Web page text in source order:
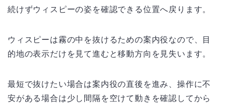
続けずウィスピーの姿を確認できる位置へ戻ります。
ウィスピーは霧の中を抜けるための案内役なので、目
的地の表示だけを見て進むと移動方向を見失います。
最短で抜けたい場合は案内役の直後を進み、操作に不
安がある場合は少し間隔を空けて動きを確認してから